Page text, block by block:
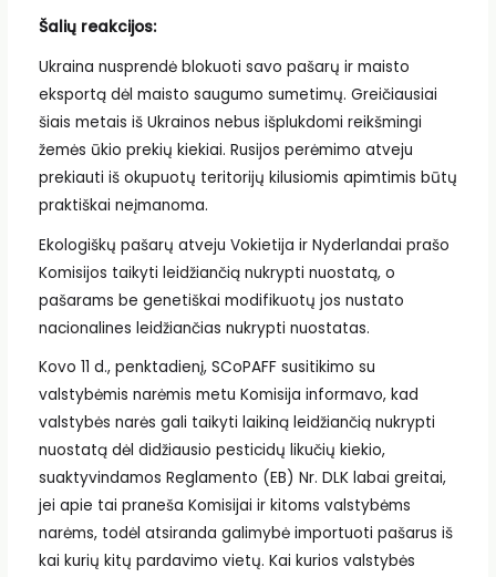
Šalių reakcijos:
Ukraina nusprendė blokuoti savo pašarų ir maisto
eksportą dėl maisto saugumo sumetimų. Greičiausiai
šiais metais iš Ukrainos nebus išplukdomi reikšmingi
žemės ūkio prekių kiekiai. Rusijos perėmimo atveju
prekiauti iš okupuotų teritorijų kilusiomis apimtimis būtų
praktiškai neįmanoma.
Ekologiškų pašarų atveju Vokietija ir Nyderlandai prašo
Komisijos taikyti leidžiančią nukrypti nuostatą, o
pašarams be genetiškai modifikuotų jos nustato
nacionalines leidžiančias nukrypti nuostatas.
Kovo 11 d., penktadienį, SCoPAFF susitikimo su
valstybėmis narėmis metu Komisija informavo, kad
valstybės narės gali taikyti laikiną leidžiančią nukrypti
nuostatą dėl didžiausio pesticidų likučių kiekio,
suaktyvindamos Reglamento (EB) Nr. DLK labai greitai,
jei apie tai praneša Komisijai ir kitoms valstybėms
narėms, todėl atsiranda galimybė importuoti pašarus iš
kai kurių kitų pardavimo vietų. Kai kurios valstybės